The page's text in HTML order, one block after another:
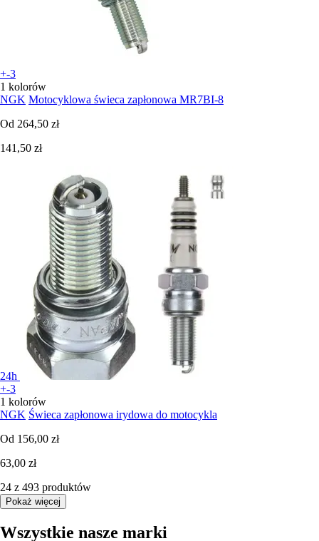
+-3
1 kolorów
NGK Motocyklowa świeca zapłonowa MR7BI-8
Od 264,50 zł
141,50 zł
24h
+-3
1 kolorów
NGK Świeca zapłonowa irydowa do motocykla
Od 156,00 zł
63,00 zł
24 z 493 produktów
Pokaż więcej
Wszystkie nasze marki